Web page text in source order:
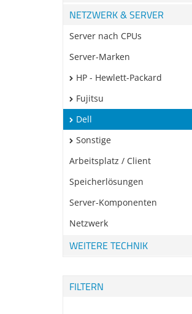
NETZWERK & SERVER
Server nach CPUs
Server-Marken
HP - Hewlett-Packard
Fujitsu
Dell
Sonstige
Arbeitsplatz / Client
Speicherlösungen
Server-Komponenten
Netzwerk
WEITERE TECHNIK
FILTERN